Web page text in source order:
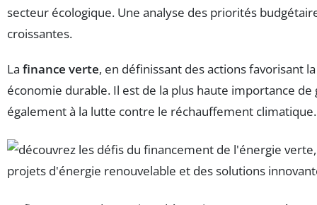
secteur écologique. Une analyse des priorités
croissantes.
La finance verte, en définissant des actions favorisant
économie durable. Il est de la plus haute importance
également à la lutte contre le réchauffement climatique.